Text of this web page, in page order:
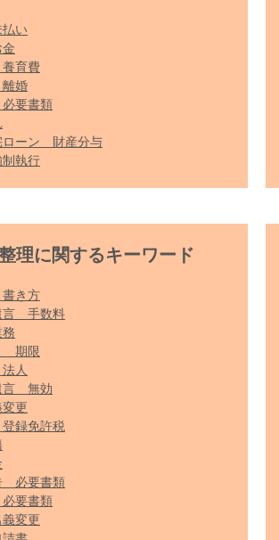
い
育費
婚
要書類
ーン 財産分与
執行
理に関するキーワード
き方
言 手数料
期限
人
言 無効
更
録免許税
必要書類
要書類
変更